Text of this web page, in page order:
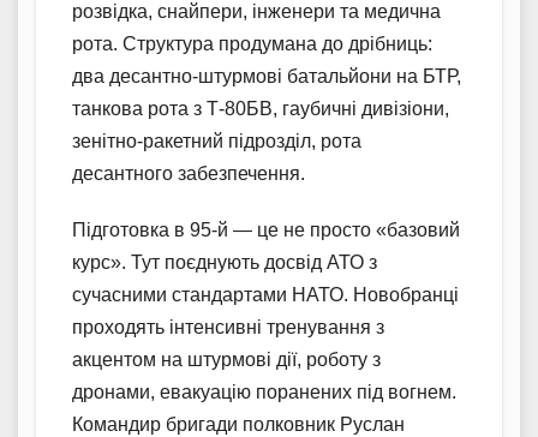
розвідка, снайпери, інженери та медична
рота. Структура продумана до дрібниць:
два десантно-штурмові батальйони на БТР,
танкова рота з Т-80БВ, гаубичні дивізіони,
зенітно-ракетний підрозділ, рота
десантного забезпечення.
Підготовка в 95-й — це не просто «базовий
курс». Тут поєднують досвід АТО з
сучасними стандартами НАТО. Новобранці
проходять інтенсивні тренування з
акцентом на штурмові дії, роботу з
дронами, евакуацію поранених під вогнем.
Командир бригади полковник Руслан